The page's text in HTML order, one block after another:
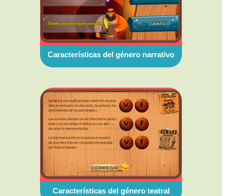
Características del género narrativo
Características del género teatral